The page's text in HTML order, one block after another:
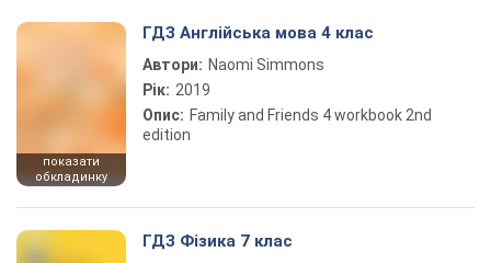
показати
обкладинку
ГДЗ Англійська мова 4 клас
Автори: Naomi Simmons
Рік: 2019
Опис: Family and Friends 4 workbook 2nd
edition
ГДЗ Фізика 7 клас